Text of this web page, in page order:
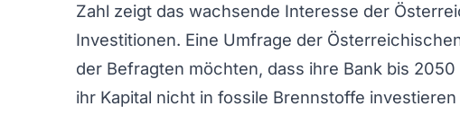
Zahl zeigt das wachsende Interesse der
Investitionen. Eine Umfrage der
der Befragten möchten, dass ihre Bank bis
ihr Kapital nicht in fossile Brennstoffe